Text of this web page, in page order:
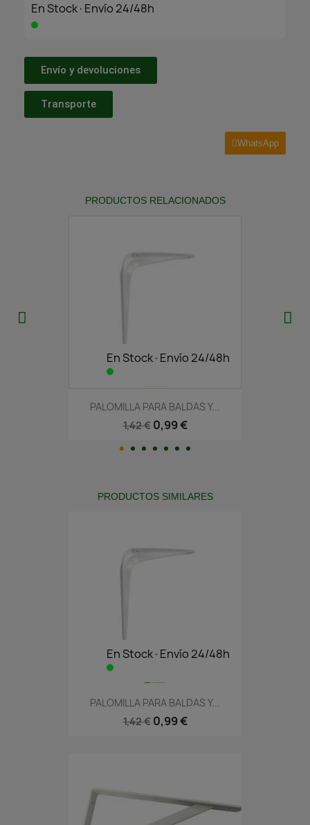
En Stock·Envío 24/48h
Envío y devoluciones
Transporte
WhatsApp
PRODUCTOS RELACIONADOS
En Stock·Envío 24/48h
PALOMILLA PARA BALDAS Y...
1,42 € 0,99 €
PRODUCTOS SIMILARES
En Stock·Envío 24/48h
PALOMILLA PARA BALDAS Y...
1,42 € 0,99 €